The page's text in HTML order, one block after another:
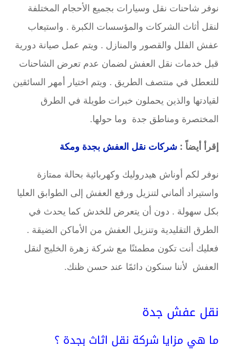
نوفر شاحنات نقل وسيارات بجميع الأحجام المختلفة
لنقل أثاث الشركات والمؤسسات الكبرة . واستيعاب
عفش الفلل والقصور والمنازل . ويتم عمل صيانة دورية
قبل خدمات نقل العفش لضمان عدم تعرض الشاحنات
للتعطل في منتصف الطريق . ويتم اختيار أمهر السائقين
لقيادتها والذين يحملون خبرات طويلة في الطرق
المختصرة ومناطق جدة وما حولها.
إقرأ أيضاً : شركات نقل العفش بجدة ومكة
نوفر لكم أوناش هيدروليك وكهربائية بحالة ممتازة
واستيراد ألماني لتنزيل ورفع العفش إلى الطوابق العليا
بكل سهولة . دون أن يتعرض للخدش كما يحدث في
الطرق التقليدية وتنزيل العفش من الأماكن الضيقة .
فعليك أنت تكون مطمئنًا مع شركة زهرة الخليج لنقل
العفش لأننا سنكون دائمًا عند حسن ظنك.
نقل عفش جدة
ما هي مزايا شركة نقل اثاث بجدة ؟